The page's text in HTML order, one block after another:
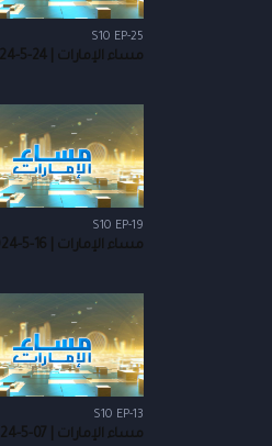
S10 EP-25
مساء الإمارات | 24-5-2024
S10 EP-19
مساء الإمارات | 16-5-2024
S10 EP-13
مساء الإمارات | 07-5-2024